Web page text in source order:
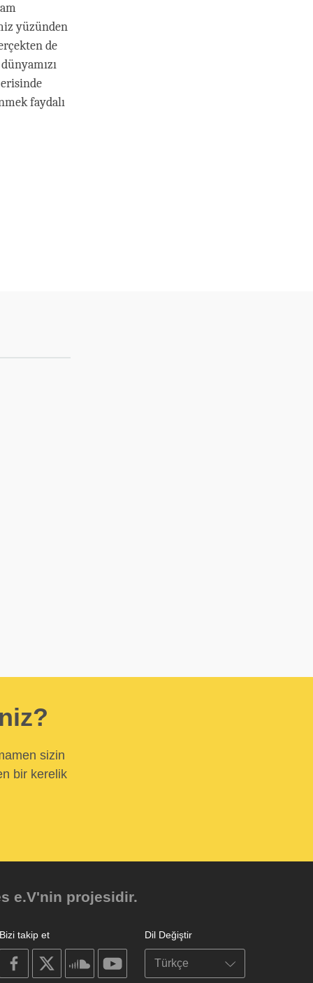
yüzünden
de
faydalı
sizin
bir kerelik
e.V'nin projesidir.
Dil Değiştir
Bizi takip et
on
facebook
soundcloudyoutube